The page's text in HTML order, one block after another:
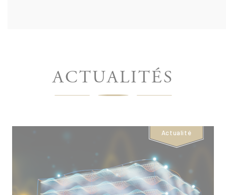
ÉCOLE
POLYTECHNIQUE
-
PAGE
D'ACCUEIL
ACTUALITÉS
Actualité